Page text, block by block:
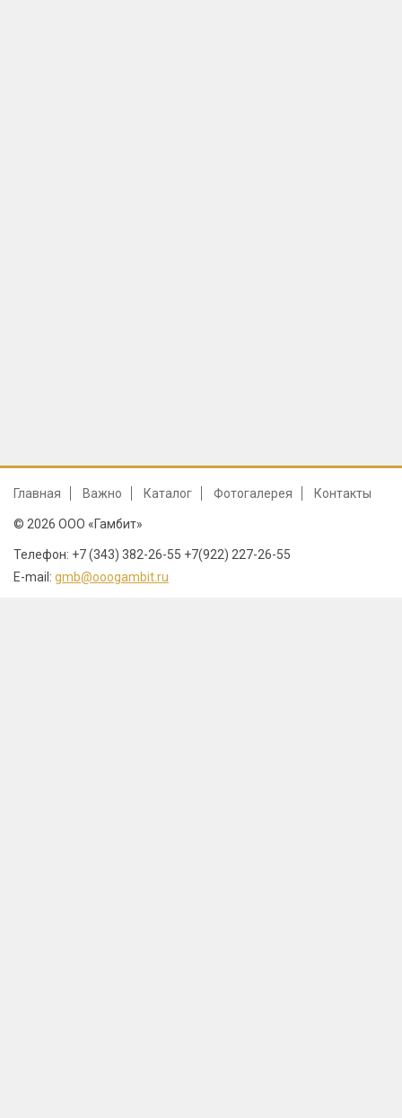
Главная Важно Каталог Фотогалерея Контакты
© 2026 ООО «Гамбит»
Телефон: +7 (343) 382-26-55 +7(922) 227-26-55
E-mail: gmb@ooogambit.ru